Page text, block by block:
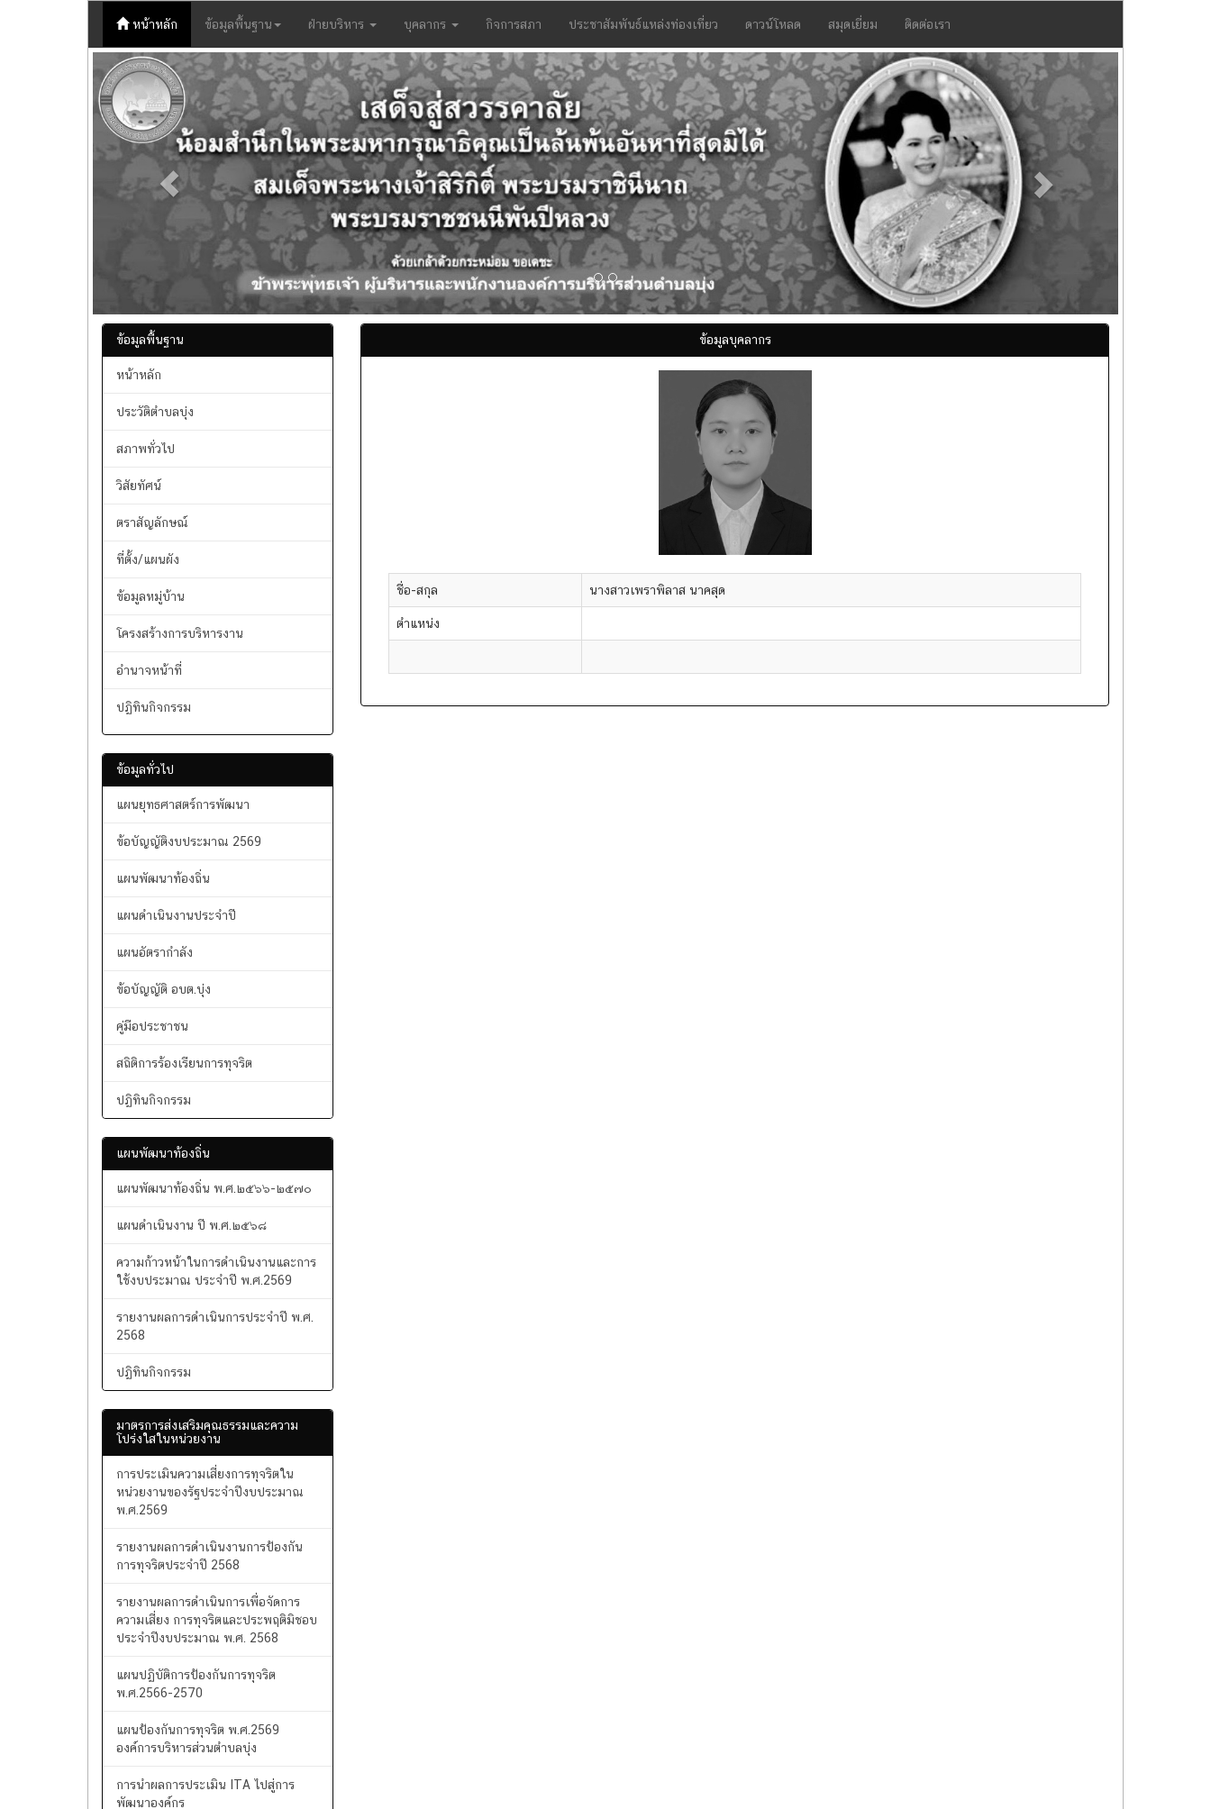
หน้าหลัก (current)ข้อมูลพื้นฐาน ฝ่ายบริหาร บุคลากร กิจการสภา ประชาสัมพันธ์แหล่งท่องเที่ยว ดาวน์โหลด สมุดเยี่ยม ติดต่อเรา
Previous Next
ปฏิทินกิจกรรม
สถิติการร้องเรียนการทุจริต
ปฏิทินกิจกรรม
แผนดำเนินงาน ปี พ.ศ.๒๕๖๘
ความก้าวหน้าในการดำเนินงานและการ
ใช้งบประมาณ ประจำปี พ.ศ.2569
รายงานผลการดำเนินการประจำปี พ.ศ.
2568
ปฏิทินกิจกรรม
มาตรการส่งเสริมคุณธรรมและความ
โปร่งใสในหน่วยงาน
หน่วยงานของรัฐประจำปีงบประมาณ
พ.ศ.2569
รายงานผลการดำเนินงานการป้องกัน
การทุจริตประจำปี 2568
ความเสี่ยง การทุจริตและประพฤติมิชอบ
ประจำปีงบประมาณ พ.ศ. 2568
แผนปฏิบัติการป้องกันการทุจริต
พ.ศ.2566-2570
แผนป้องกันการทุจริต พ.ศ.2569
องค์การบริหารส่วนตำบลบุ่ง
ข้อมูลบุคลากร
ชื่อ-สกุล นางสาวเพราพิลาส นาคสุด
ตำแหน่ง